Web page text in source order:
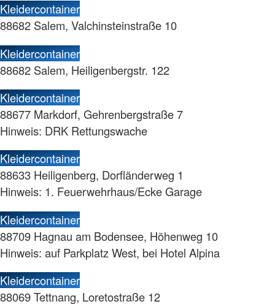
Kleidercontainer
88682 Salem, Valchinsteinstraße 10
Kleidercontainer
88682 Salem, Heiligenbergstr. 122
Kleidercontainer
88677 Markdorf, Gehrenbergstraße 7
Hinweis: DRK Rettungswache
Kleidercontainer
88633 Heiligenberg, Dorfländerweg 1
Hinweis: 1. Feuerwehrhaus/Ecke Garage
Kleidercontainer
88709 Hagnau am Bodensee, Höhenweg 10
Hinweis: auf Parkplatz West, bei Hotel Alpina
Kleidercontainer
88069 Tettnang, Loretostraße 12